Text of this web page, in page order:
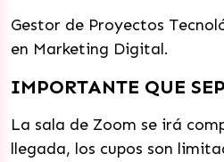
Gestor de Proyectos
en Marketing Digital.
IMPORTANTE QUE
La sala de Zoom se irá
llegada, los cupos son